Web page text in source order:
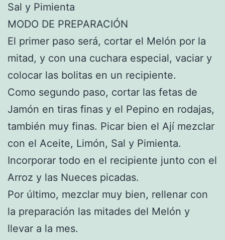
Sal y Pimienta
MODO DE PREPARACIÓN
El primer paso será, cortar el Melón por la
mitad, y con una cuchara especial, vaciar y
colocar las bolitas en un recipiente.
Como segundo paso, cortar las fetas de
Jamón en tiras finas y el Pepino en rodajas,
también muy finas. Picar bien el Ají mezclar
con el Aceite, Limón, Sal y Pimienta.
Incorporar todo en el recipiente junto con el
Arroz y las Nueces picadas.
Por último, mezclar muy bien, rellenar con
la preparación las mitades del Melón y
llevar a la mes.